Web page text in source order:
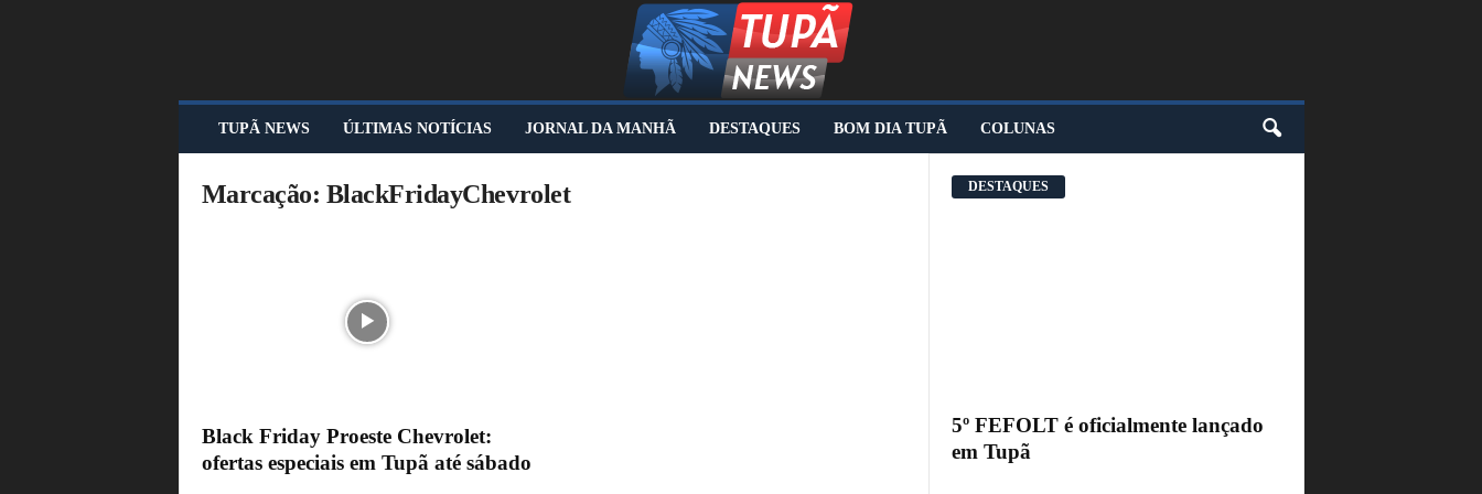
P
TUPÃ NEWS ÚLTIMAS NOTÍCIAS JORNAL DA MANHÃ DESTAQUES BOM DIA TUPÃ COLUNAS
Marcação: BlackFridayChevrolet
Black Friday Proeste Chevrolet:
ofertas especiais em Tupã até sábado
DESTAQUES
5º FEFOLT é oficialmente lançado
em Tupã